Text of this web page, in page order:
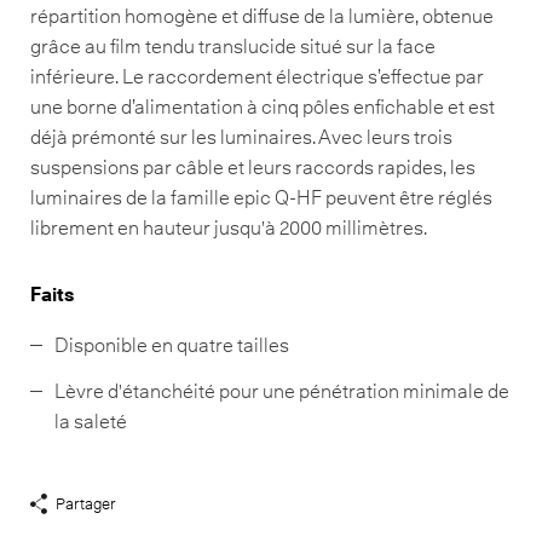
répartition homogène et diffuse de la lumière, obtenue
grâce au film tendu translucide situé sur la face
inférieure. Le raccordement électrique s’effectue par
une borne d’alimentation à cinq pôles enfichable et est
déjà prémonté sur les luminaires. Avec leurs trois
suspensions par câble et leurs raccords rapides, les
luminaires de la famille epic Q-HF peuvent être réglés
librement en hauteur jusqu'à 2000 millimètres.
Faits
Disponible en quatre tailles
Lèvre d'étanchéité pour une pénétration minimale de
la saleté
Partager